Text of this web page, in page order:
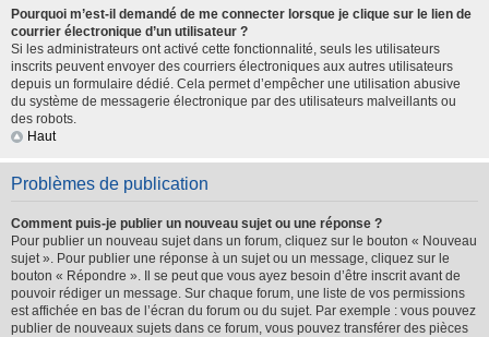
Pourquoi m’est-il demandé de me connecter lorsque je clique sur le lien de
courrier électronique d’un utilisateur ?
Si les administrateurs ont activé cette fonctionnalité, seuls les utilisateurs
inscrits peuvent envoyer des courriers électroniques aux autres utilisateurs
depuis un formulaire dédié. Cela permet d’empêcher une utilisation abusive
du système de messagerie électronique par des utilisateurs malveillants ou
des robots.
Haut
Problèmes de publication
Comment puis-je publier un nouveau sujet ou une réponse ?
Pour publier un nouveau sujet dans un forum, cliquez sur le bouton « Nouveau
sujet ». Pour publier une réponse à un sujet ou un message, cliquez sur le
bouton « Répondre ». Il se peut que vous ayez besoin d’être inscrit avant de
pouvoir rédiger un message. Sur chaque forum, une liste de vos permissions
est affichée en bas de l’écran du forum ou du sujet. Par exemple : vous pouvez
publier de nouveaux sujets dans ce forum, vous pouvez transférer des pièces